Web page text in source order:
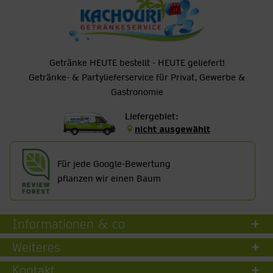
Getränke HEUTE bestellt - HEUTE geliefert!
Getränke- & Partylieferservice für Privat, Gewerbe &
Gastronomie
Liefergebiet:
nicht ausgewählt
Für jede Google-Bewertung
pflanzen wir einen Baum
Informationen & co
Weiteres